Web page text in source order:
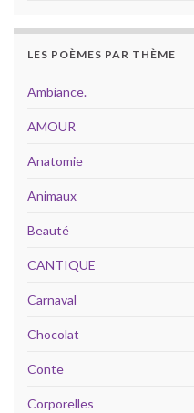
LES POÈMES PAR THÈME
Ambiance.
AMOUR
Anatomie
Animaux
Beauté
CANTIQUE
Carnaval
Chocolat
Conte
Corporelles